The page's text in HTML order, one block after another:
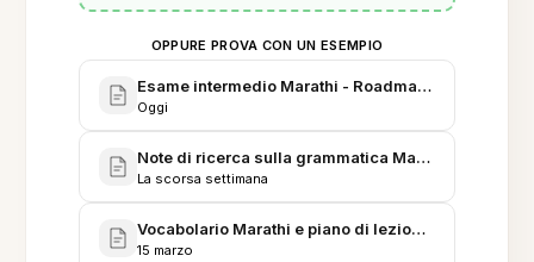
OPPURE PROVA CON UN ESEMPIO
Esame intermedio Marathi - Roadmap di studio di
Oggi
Note di ricerca sulla grammatica Marathi e
La scorsa settimana
Vocabolario Marathi e piano di lezione - Intensivo
15 marzo